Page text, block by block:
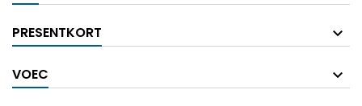
PRESENTKORT
VOEC